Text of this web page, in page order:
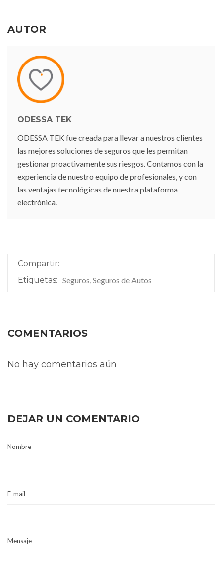
AUTOR
ODESSA TEK
ODESSA TEK fue creada para llevar a nuestros clientes
las mejores soluciones de seguros que les permitan
gestionar proactivamente sus riesgos. Contamos con la
experiencia de nuestro equipo de profesionales, y con
las ventajas tecnológicas de nuestra plataforma
electrónica.
Compartir:
Etiquetas: Seguros, Seguros de Autos
COMENTARIOS
No hay comentarios aún
DEJAR UN COMENTARIO
Nombre
E-mail
Mensaje